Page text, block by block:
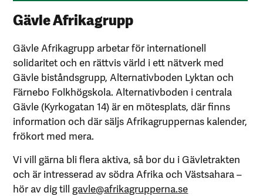
Gävle Afrikagrupp
Gävle Afrikagrupp arbetar för internationell
solidaritet och en rättvis värld i ett nätverk med
Gävle biståndsgrupp, Alternativboden Lyktan och
Färnebo Folkhögskola. Alternativboden i centrala
Gävle (Kyrkogatan 14) är en mötesplats, där finns
information och där säljs Afrikagruppernas kalender,
frökort med mera.
Vi vill gärna bli flera aktiva, så bor du i Gävletrakten
och är intresserad av södra Afrika och Västsahara –
hör av dig till gavle@afrikagrupperna.se